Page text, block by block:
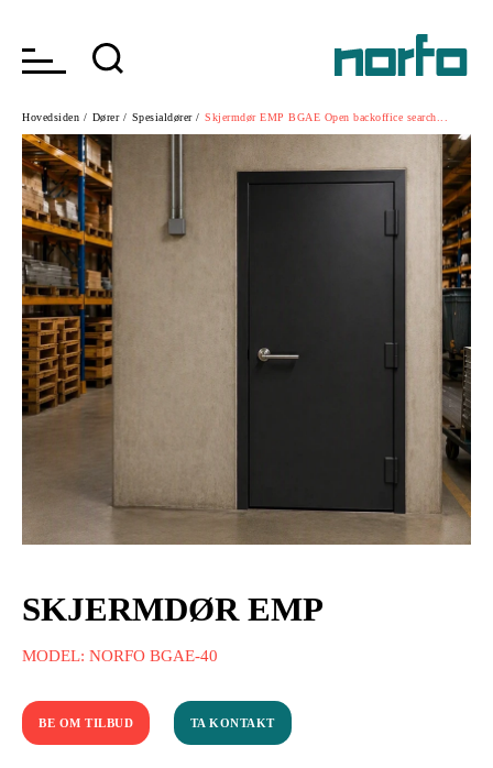
Hovedsiden / Dører / Spesialdører / Skjermdør EMP BGAE Open backoffice search...
SKJERMDØR EMP
MODEL: NORFO BGAE-40
BE OM TILBUD TA KONTAKT